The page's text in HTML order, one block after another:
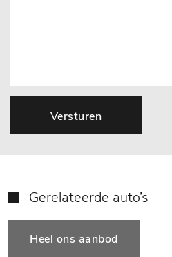
Versturen
Gerelateerde auto’s
Heel ons aanbod